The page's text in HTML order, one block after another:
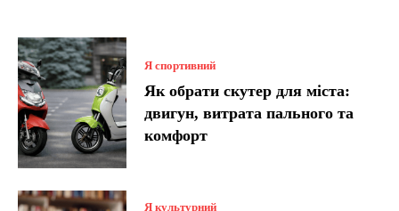
Я спортивний
Як обрати скутер для міста:
двигун, витрата пального та
комфорт
Я культурний